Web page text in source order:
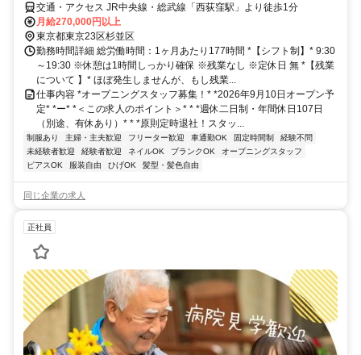
交通・アクセス JR中央線・総武線「西荻窪駅」より徒歩1分
月給270,000円以上
東京都東京23区杉並区
勤務時間詳細 総労働時間：1ヶ月あたり177時間 *【シフト制】* 9:30
～19:30 ※休憩は1時間しっかり確保 ※残業なし ※定休日 無 *【残業
について 】* ほぼ発生しませんが、もし残業...
仕事内容 *オープニングスタッフ募集！* *2026年9月10日オープン予
定* *ー* *＜この求人のポイント＞* * *週休二日制・年間休日107日
（別途、有休あり）* * *原則定時退社！スタッ...
制服あり 主婦・主夫歓迎 フリーター歓迎 車通勤OK 固定時間制
経験不問
未経験者歓迎
経験者歓迎 ネイルOK ブランクOK
オープニングスタッフ
ピアスOK
服装自由 ひげOK 髪型・髪色自由
同じ企業の求人
正社員